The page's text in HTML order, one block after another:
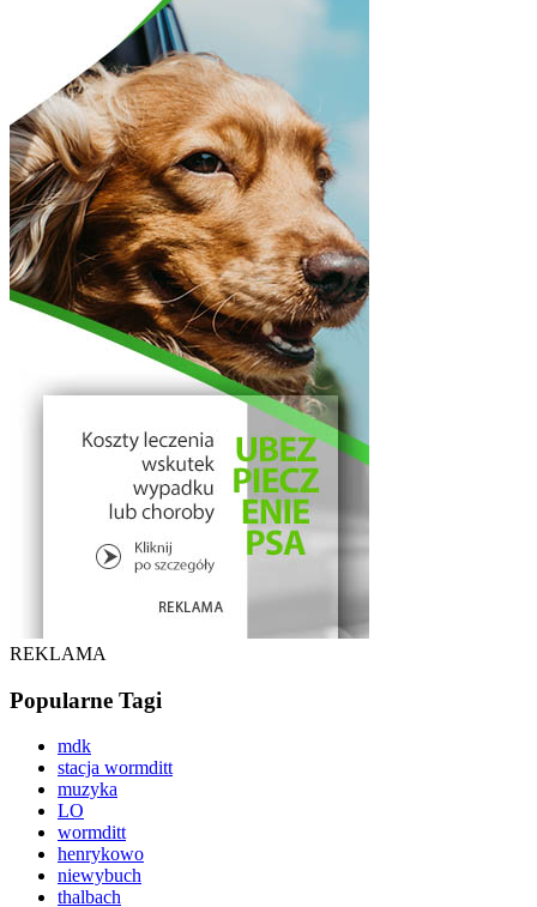
REKLAMA
Popularne Tagi
mdk
stacja wormditt
muzyka
LO
wormditt
henrykowo
niewybuch
thalbach